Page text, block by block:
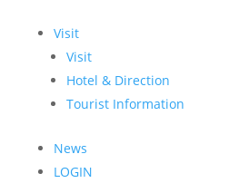
Visit
Visit
Hotel & Direction
Tourist Information
News
LOGIN